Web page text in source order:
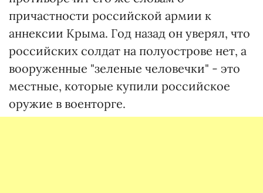
причастности российской армии к
аннексии Крыма. Год назад он уверял, что
российских солдат на полуострове нет, а
вооруженные "зеленые человечки" - это
местные, которые купили российское
оружие в военторге.